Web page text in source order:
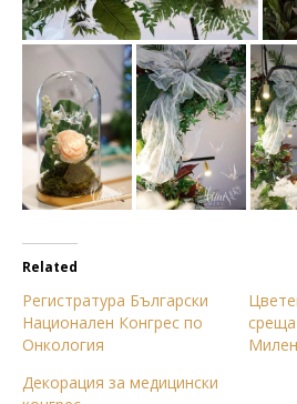
Related
Регистратура Български
Национален Конгрес по
Онкология
Декорация за медицински